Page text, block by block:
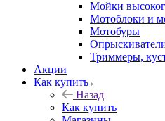
Мойки
Мотоблоки и
Мотобуры
Триммеры,
Акции
Как купить
Назад
Как купить